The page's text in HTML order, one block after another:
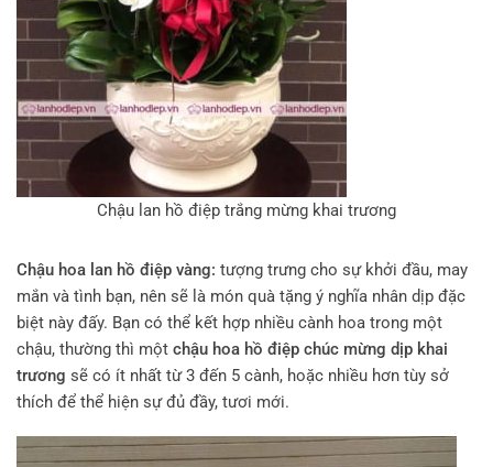
Chậu lan hồ điệp trắng mừng khai trương
Chậu hoa lan hồ điệp vàng: tượng trưng cho sự khởi đầu, may
mắn và tình bạn, nên sẽ là món quà tặng ý nghĩa nhân dịp đặc
biệt này đấy. Bạn có thể kết hợp nhiều cành hoa trong một
chậu, thường thì một chậu hoa hồ điệp chúc mừng dịp khai
trương sẽ có ít nhất từ 3 đến 5 cành, hoặc nhiều hơn tùy sở
thích để thể hiện sự đủ đầy, tươi mới.